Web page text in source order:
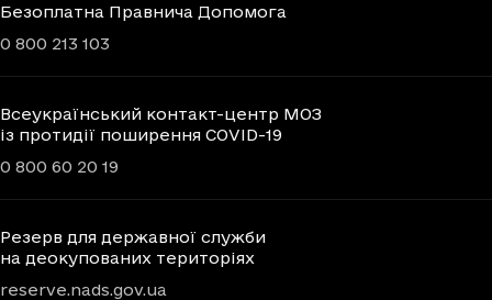
Безоплатна Правнича Допомога
0 800 213 103
Всеукраїнський контакт-центр МОЗ
із протидії поширення COVID-19
0 800 60 20 19
Резерв для державної служби
на деокупованих територіях
reserve.nads.gov.ua